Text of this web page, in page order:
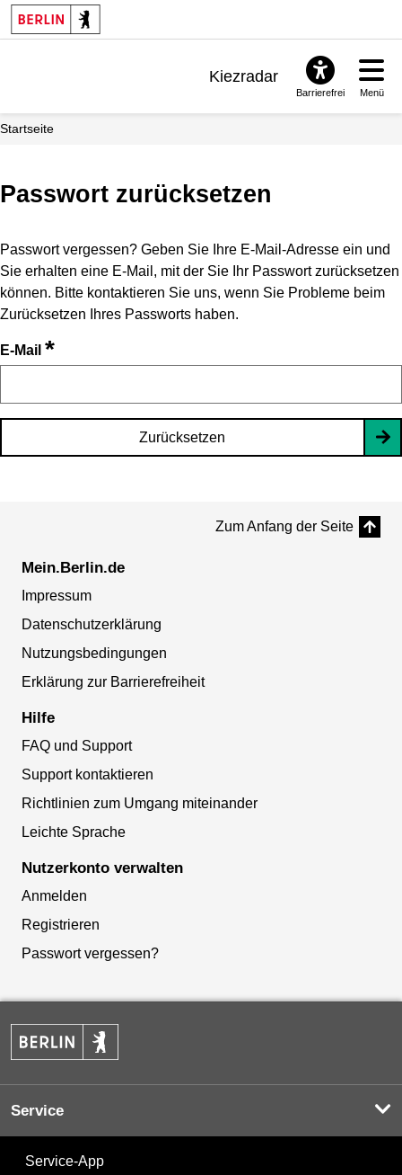
Kiezradar
Barrierefrei Menü
Startseite
Passwort zurücksetzen
Passwort vergessen? Geben Sie Ihre E-Mail-Adresse ein und
Sie erhalten eine E-Mail, mit der Sie Ihr Passwort zurücksetzen
können. Bitte kontaktieren Sie uns, wenn Sie Probleme beim
Zurücksetzen Ihres Passworts haben.
E-Mail *
Zurücksetzen
Zum Anfang der Seite
Mein.Berlin.de
Impressum
Datenschutzerklärung
Nutzungsbedingungen
Erklärung zur Barrierefreiheit
Hilfe
FAQ und Support
Support kontaktieren
Richtlinien zum Umgang miteinander
Leichte Sprache
Nutzerkonto verwalten
Anmelden
Registrieren
Passwort vergessen?
Service
Service-App